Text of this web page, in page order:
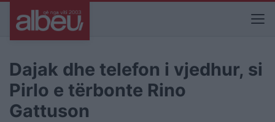
Dajak dhe telefon i vjedhur, si
Pirlo e tërbonte Rino
Gattuson